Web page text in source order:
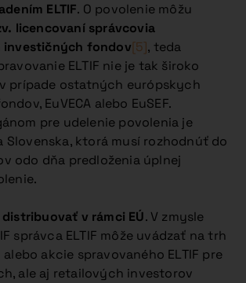
ELTIF. O povolenie môžu
licencovaní správcovia
fondov[5], teda
ELTIF nie je tak široko
prípade ostatných európskych
EuVECA alebo EuSEF.
pre udelenie povolenia je
Slovenska, ktorá musí rozhodnúť do
odo dňa predloženia úplnej
distribuovať v rámci EÚ. V zmysle
správca ELTIF môže uvádzať na trh
akcie spravovaného ELTIF pre
ale aj retailových investorov